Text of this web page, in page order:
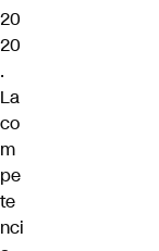
20
20
.
La
co
m
pe
te
nci